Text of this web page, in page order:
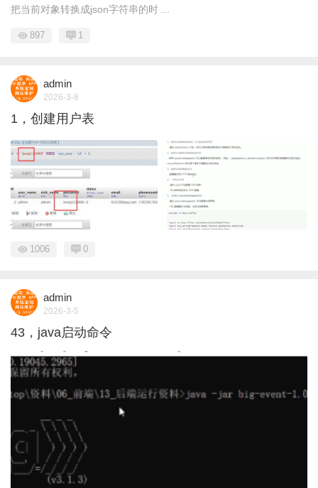
把当前对象转换成json字符串的时 ...
897 1
admin
2026-3-8
1，创建用户表
1006 0
admin
2026-3-5
43，java启动命令